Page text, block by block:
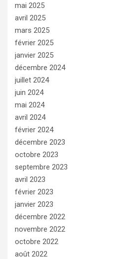
mai 2025
avril 2025
mars 2025
février 2025
janvier 2025
décembre 2024
juillet 2024
juin 2024
mai 2024
avril 2024
février 2024
décembre 2023
octobre 2023
septembre 2023
avril 2023
février 2023
janvier 2023
décembre 2022
novembre 2022
octobre 2022
août 2022